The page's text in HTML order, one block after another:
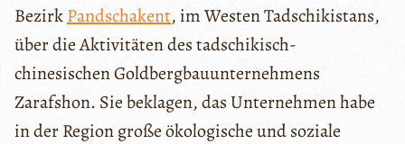
BezirkPandschakent, im Westen Tadschikistans,
über die Aktivitäten des tadschikisch-
chinesischen Goldbergbauunternehmens
Zarafshon. Sie beklagen, das Unternehmen habe
in der Region große ökologische und soziale